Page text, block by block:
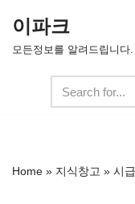
콘
기
이파크
모든정보를 알려드립니다.
Home » 지식창고 » 시